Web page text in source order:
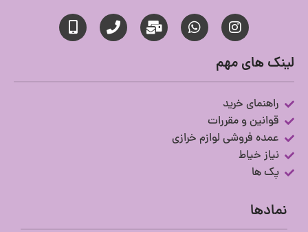
لینک های مهم
راهنمای خرید
قوانین و مقررات
عمده فروشی لوازم خرازی
نیاز خیاط
پک ها
نمادها